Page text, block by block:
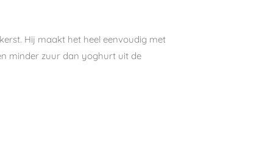
Hij maakt het heel eenvoudig met
minder zuur dan yoghurt uit de